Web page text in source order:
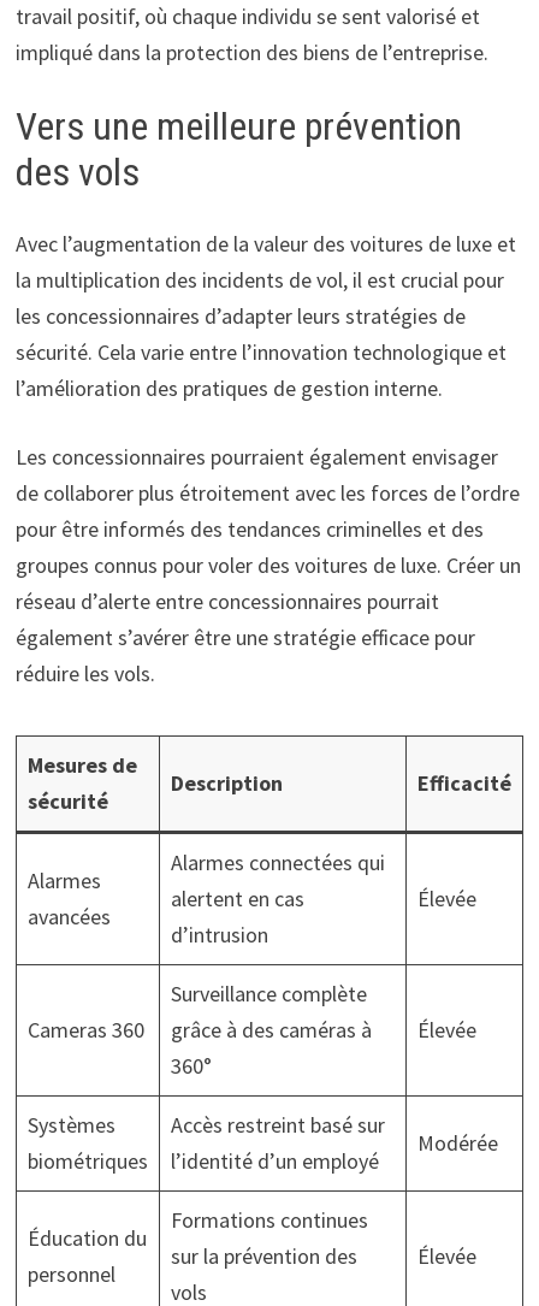
travail positif, où chaque individu se sent valorisé et
impliqué dans la protection des biens de l’entreprise.
Vers une meilleure prévention
des vols
Avec l’augmentation de la valeur des voitures de luxe et
la multiplication des incidents de vol, il est crucial pour
les concessionnaires d’adapter leurs stratégies de
sécurité. Cela varie entre l’innovation technologique et
l’amélioration des pratiques de gestion interne.
Les concessionnaires pourraient également envisager
de collaborer plus étroitement avec les forces de l’ordre
pour être informés des tendances criminelles et des
groupes connus pour voler des voitures de luxe. Créer un
réseau d’alerte entre concessionnaires pourrait
également s’avérer être une stratégie efficace pour
réduire les vols.
Mesures de
sécurité
Description Efficacité
Alarmes
avancées
Alarmes connectées qui
alertent en cas
d’intrusion
Élevée
Cameras 360
Surveillance complète
grâce à des caméras à
360°
Élevée
Systèmes
biométriques
Accès restreint basé sur
l’identité d’un employé
Modérée
Éducation du
personnel
Formations continues
sur la prévention des
vols
Élevée